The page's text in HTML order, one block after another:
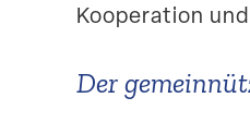
Koope­ration
Der